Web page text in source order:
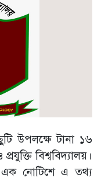
উপলক্ষে টানা ১৬
বিশ্ববিদ্যালয়।
এক নোটিশে এ তথ্য